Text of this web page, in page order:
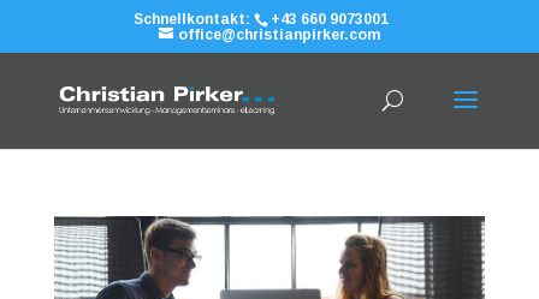
Schnellkontakt:
+43 660 9073001
office@christianpirker.com